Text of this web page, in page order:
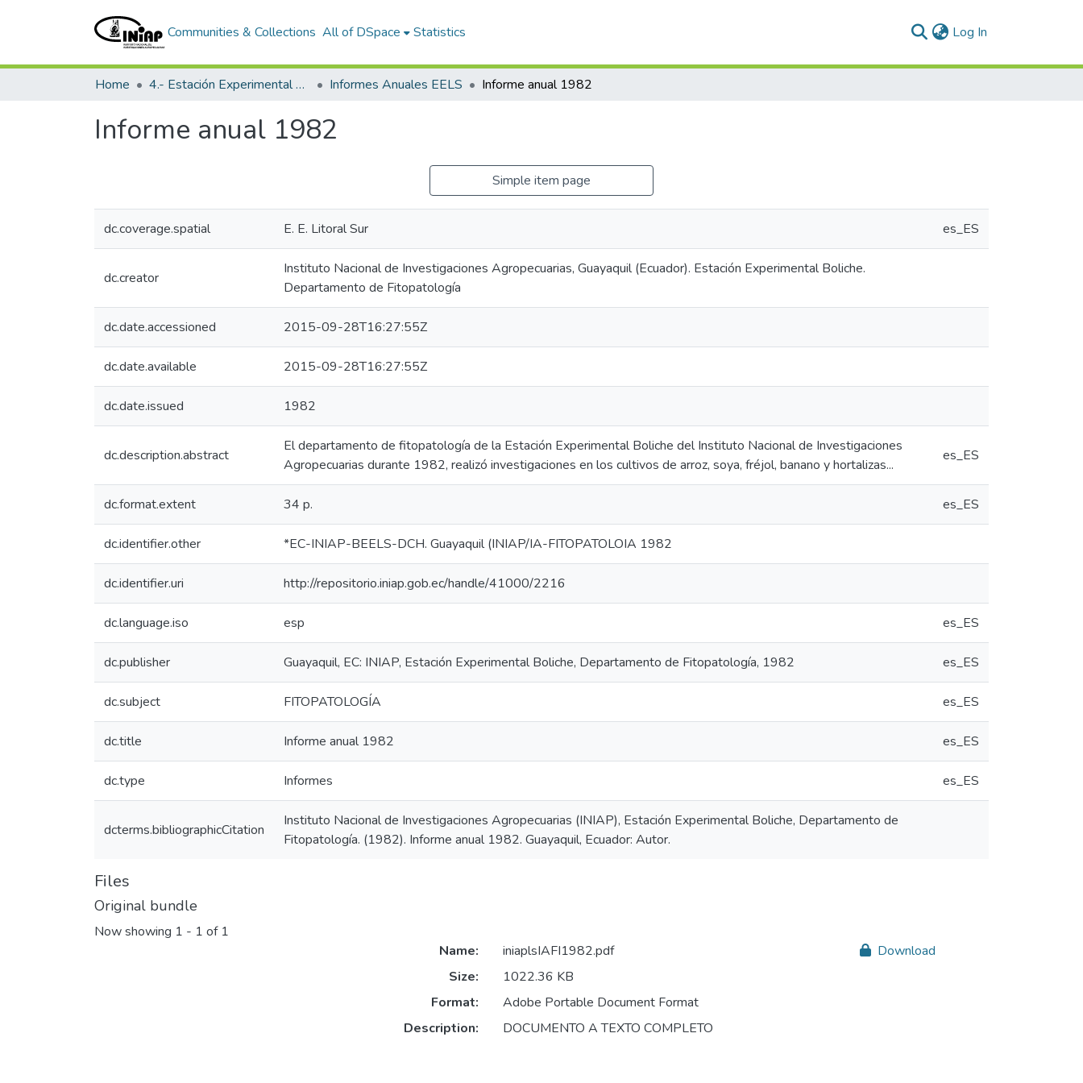
Communities & Collections All of DSpace Statistics Log In
Home 4.- Estación Experimental Litoral Sur Informes Anuales EELS Informe anual 1982
Informe anual 1982
Simple item page
dc.coverage.spatial E. E. Litoral Sur es_ES
dc.creator
Instituto Nacional de Investigaciones Agropecuarias, Guayaquil (Ecuador). Estación Experimental Boliche.
Departamento de Fitopatología
dc.date.accessioned 2015-09-28T16:27:55Z
dc.date.available 2015-09-28T16:27:55Z
dc.date.issued 1982
dc.description.abstract
El departamento de fitopatología de la Estación Experimental Boliche del Instituto Nacional de Investigaciones
Agropecuarias durante 1982, realizó investigaciones en los cultivos de arroz, soya, fréjol, banano y hortalizas...
es_ES
dc.format.extent 34 p. es_ES
dc.identifier.other *EC-INIAP-BEELS-DCH. Guayaquil (INIAP/IA-FITOPATOLOIA 1982
dc.identifier.uri http://repositorio.iniap.gob.ec/handle/41000/2216
dc.language.iso esp es_ES
dc.publisher Guayaquil, EC: INIAP, Estación Experimental Boliche, Departamento de Fitopatología, 1982 es_ES
dc.subject FITOPATOLOGÍA es_ES
dc.title Informe anual 1982 es_ES
dc.type Informes es_ES
dcterms.bibliographicCitation
Instituto Nacional de Investigaciones Agropecuarias (INIAP), Estación Experimental Boliche, Departamento de
Fitopatología. (1982). Informe anual 1982. Guayaquil, Ecuador: Autor.
Files
Original bundle
Now showing 1 - 1 of 1
Name:
iniaplsIAFI1982.pdf
Size:
1022.36 KB
Format:
Adobe Portable Document Format
Description:
DOCUMENTO A TEXTO COMPLETO
Download